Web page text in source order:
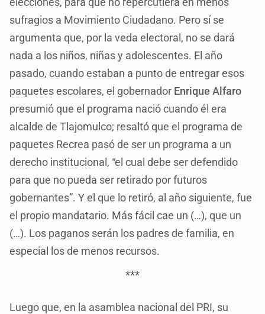
sufragios a Movimiento Ciudadano. Pero sí se
argumenta que, por la veda electoral, no se dará
nada a los niños, niñas y adolescentes. El año
pasado, cuando estaban a punto de entregar esos
paquetes escolares, el gobernador Enrique Alfaro
presumió que el programa nació cuando él era
alcalde de Tlajomulco; resaltó que el programa de
paquetes Recrea pasó de ser un programa a un
derecho institucional, “el cual debe ser defendido
para que no pueda ser retirado por futuros
gobernantes”. Y el que lo retiró, al año siguiente, fue
el propio mandatario. Más fácil cae un (…), que un
(…). Los paganos serán los padres de familia, en
especial los de menos recursos.
***
Luego que, en la asamblea nacional del PRI, su